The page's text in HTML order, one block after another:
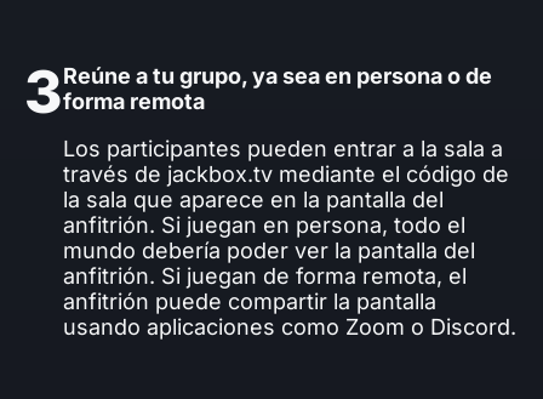
3Reúne a tu grupo, ya sea en persona o de
forma remota
Los participantes pueden entrar a la sala a
través de jackbox.tv mediante el código de
la sala que aparece en la pantalla del
anfitrión. Si juegan en persona, todo el
mundo debería poder ver la pantalla del
anfitrión. Si juegan de forma remota, el
anfitrión puede compartir la pantalla
usando aplicaciones como Zoom o Discord.